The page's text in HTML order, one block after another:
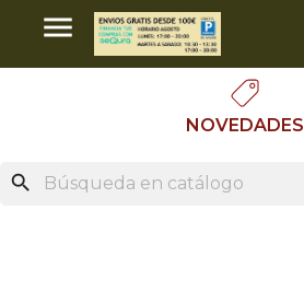

NOVEDADES
search